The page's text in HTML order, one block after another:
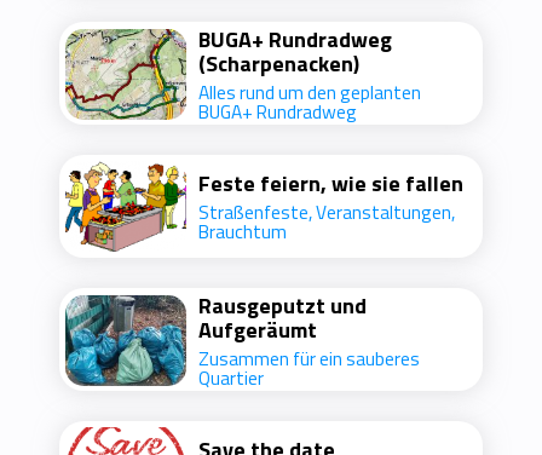
BUGA+ Rundradweg
(Scharpenacken)
Alles rund um den geplanten
BUGA+ Rundradweg
Feste feiern, wie sie fallen
Straßenfeste, Veranstaltungen,
Brauchtum
Rausgeputzt und
Aufgeräumt
Zusammen für ein sauberes
Quartier